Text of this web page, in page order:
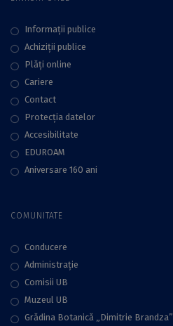
Informații publice
Achiziții publice
Plăţi online
Cariere
Contact
Protecţia datelor
Accesibilitate
EDUROAM
Aniversare 160 ani
COMUNITATE
Conducere
Administraţie
Comisii UB
Muzeul UB
Grădina Botanică „Dimitrie Brandza”